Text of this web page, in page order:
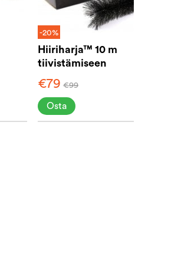
-20%
Hiiriharja™ 10 m
tiivistämiseen
€79 €99
Osta